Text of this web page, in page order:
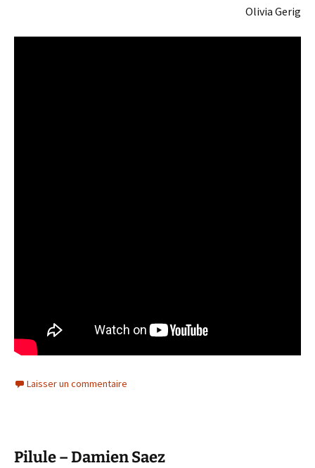
Olivia Gerig
Laisser un commentaire
Pilule – Damien Saez